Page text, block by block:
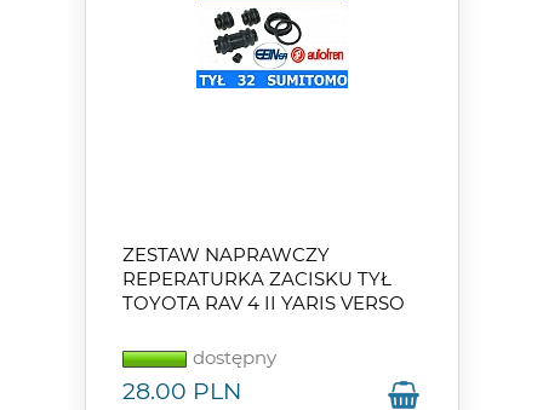
ZESTAW NAPRAWCZY
REPERATURKA ZACISKU TYŁ
TOYOTA RAV 4 II YARIS VERSO
dostępny
28.00 PLN